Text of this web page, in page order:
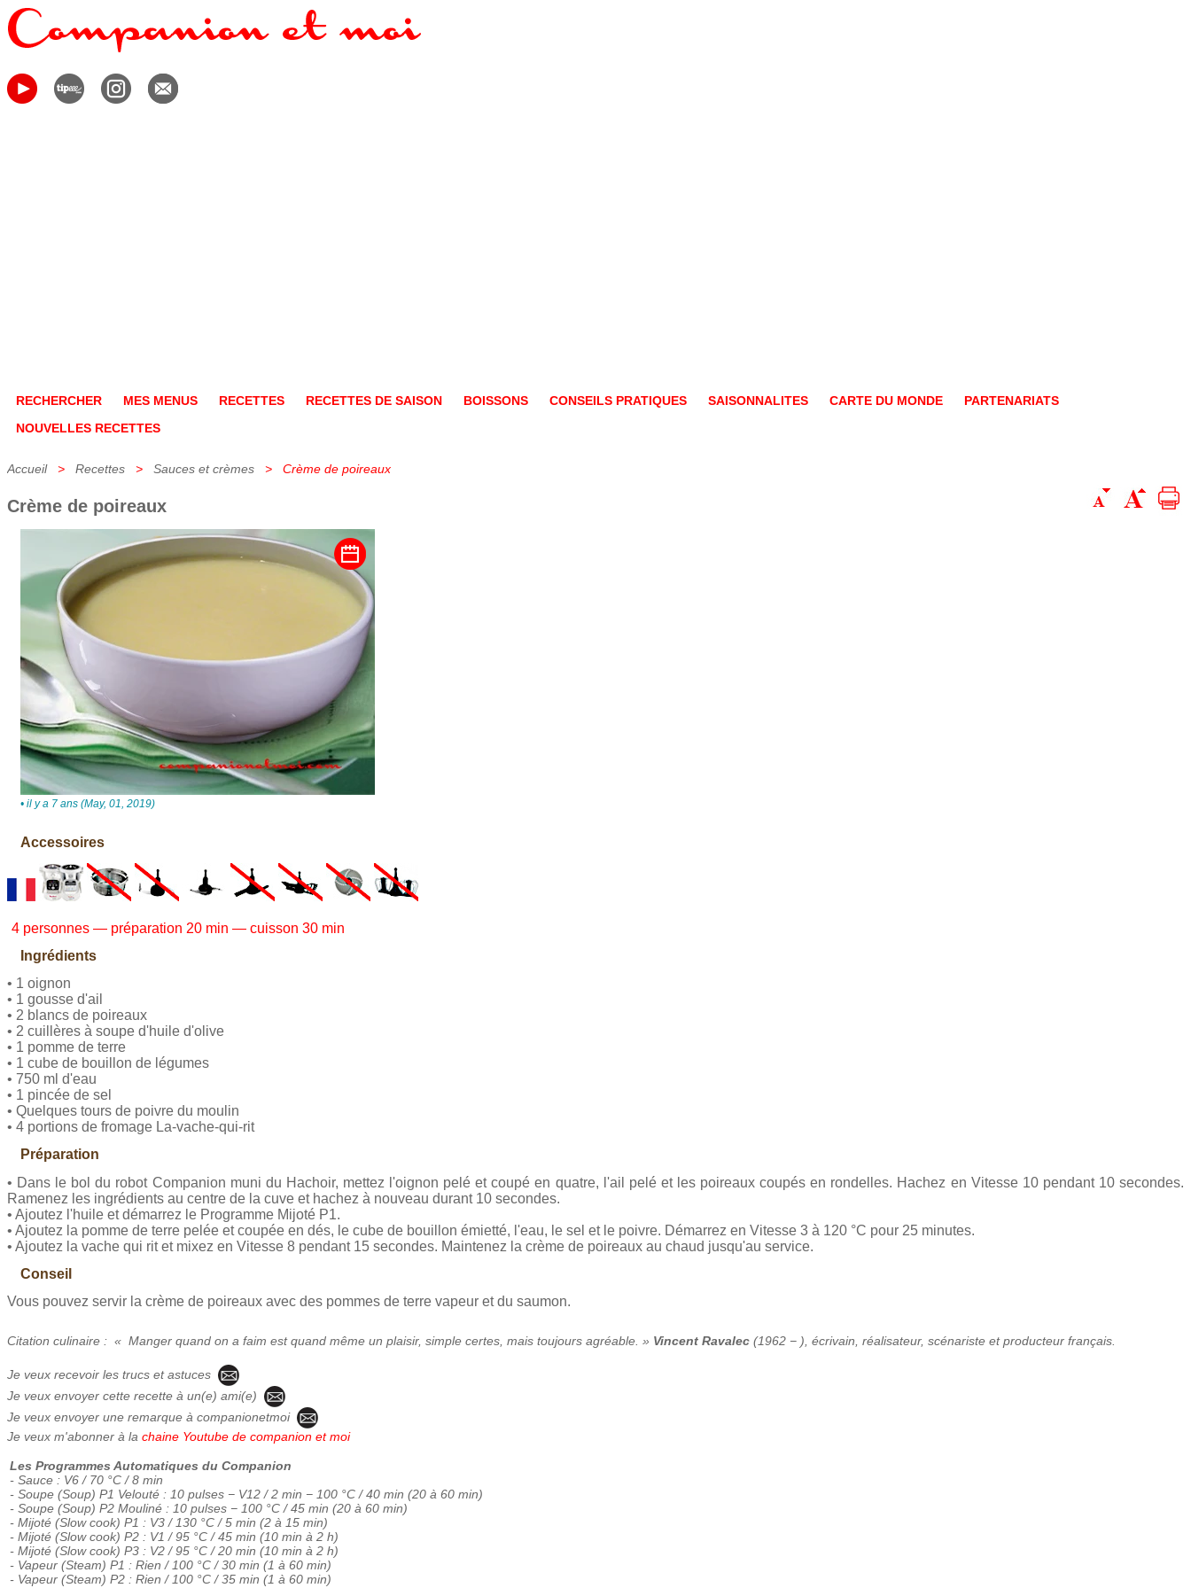
RECHERCHER MES MENUS RECETTES RECETTES DE SAISON BOISSONS CONSEILS PRATIQUES SAISONNALITES CARTE DU MONDE
PARTENARIATS
NOUVELLES RECETTES
Accueil> Recettes > Sauces et crèmes > Crème de poireaux
Crème de poireaux
• il y a 7 ans (May, 01, 2019)
Accessoires
4 personnes — préparation 20 min — cuisson 30 min
Ingrédients
• 1 oignon
• 1 gousse d'ail
• 2 blancs de poireaux
• 2 cuillères à soupe d'huile d'olive
• 1 pomme de terre
• 1 cube de bouillon de légumes
• 750 ml d'eau
• 1 pincée de sel
• Quelques tours de poivre du moulin
• 4 portions de fromage La-vache-qui-rit
Préparation
• Dans le bol du robot Companion muni du Hachoir, mettez l'oignon pelé et coupé en quatre, l'ail pelé et les poireaux coupés en rondelles. Hachez en Vitesse 10 pendant 10 secondes.
Ramenez les ingrédients au centre de la cuve et hachez à nouveau durant 10 secondes.
• Ajoutez l'huile et démarrez le Programme Mijoté P1.
• Ajoutez la pomme de terre pelée et coupée en dés, le cube de bouillon émietté, l'eau, le sel et le poivre. Démarrez en Vitesse 3 à 120 °C pour 25 minutes.
• Ajoutez la vache qui rit et mixez en Vitesse 8 pendant 15 secondes. Maintenez la crème de poireaux au chaud jusqu'au service.
Conseil
Vous pouvez servir la crème de poireaux avec des pommes de terre vapeur et du saumon.
Citation culinaire : « Manger quand on a faim est quand même un plaisir, simple certes, mais toujours agréable. » Vincent Ravalec (1962 − ), écrivain, réalisateur, scénariste et producteur français.
Je veux recevoir les trucs et astuces
Je veux envoyer cette recette à un(e) ami(e)
Je veux envoyer une remarque à companionetmoi
Je veux m'abonner à la chaine Youtube de companion et moi
Les Programmes Automatiques du Companion
- Sauce : V6 / 70 °C / 8 min
- Soupe (Soup) P1 Velouté : 10 pulses − V12 / 2 min − 100 °C / 40 min (20 à 60 min)
- Soupe (Soup) P2 Mouliné : 10 pulses − 100 °C / 45 min (20 à 60 min)
- Mijoté (Slow cook) P1 : V3 / 130 °C / 5 min (2 à 15 min)
- Mijoté (Slow cook) P2 : V1 / 95 °C / 45 min (10 min à 2 h)
- Mijoté (Slow cook) P3 : V2 / 95 °C / 20 min (10 min à 2 h)
- Vapeur (Steam) P1 : Rien / 100 °C / 30 min (1 à 60 min)
- Vapeur (Steam) P2 : Rien / 100 °C / 35 min (1 à 60 min)